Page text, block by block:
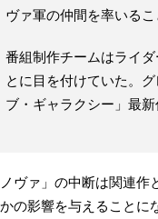
ヴァ軍の仲間を率いるこ
番組制作チームはライ
とに目を付けていた。
ブ・ギャラクシー」最
ノヴァ」の中断は関連
の影響を与えることに